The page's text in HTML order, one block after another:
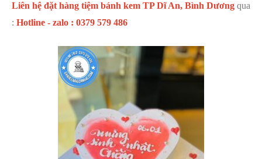
Liên hệ đặt hàng tiệm bánh kem TP Dĩ An, Bình Dương qua
: Hotline - zalo : 0379 579 486